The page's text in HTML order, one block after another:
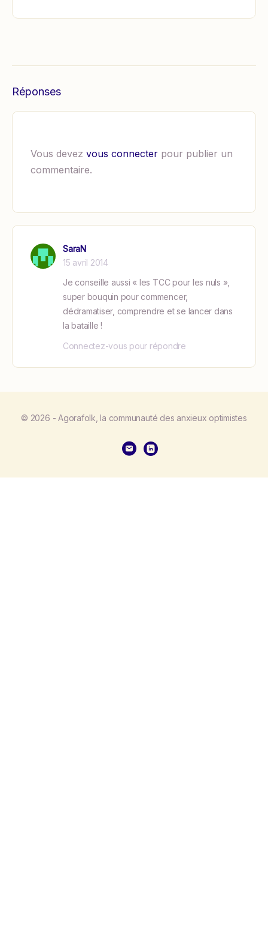
Réponses
Vous devez vous connecter pour publier un
commentaire.
SaraN
15 avril 2014
Je conseille aussi « les TCC pour les nuls »,
super bouquin pour commencer,
dédramatiser, comprendre et se lancer dans
la bataille !
Connectez-vous pour répondre
© 2026 - Agorafolk, la communauté des anxieux optimistes